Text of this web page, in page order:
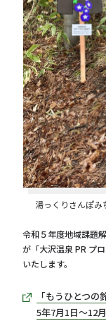
湯っくりさんぽみ
令和５年度地域課題
が「大沢温泉 PR プ
いたします。
「もうひとつ
5年7月1日〜12月